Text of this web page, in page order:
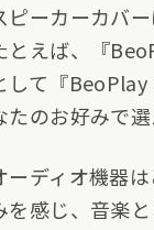
ピーカーカバ
とえば、『
して『
たのお好みで選
ーディオ機器
を感じ、音楽